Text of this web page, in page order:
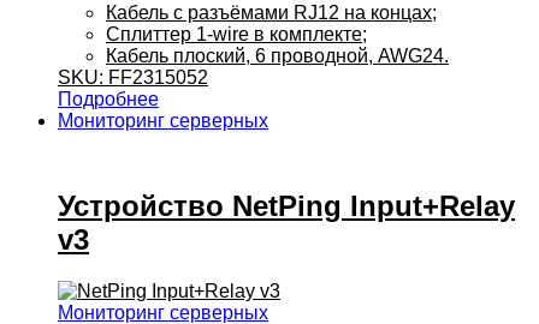
Кабель с разъёмами RJ12 на концах;
Сплиттер 1-wire в комплекте;
Кабель плоский, 6 проводной, AWG24.
SKU: FF2315052
Подробнее
Мониторинг серверных
Устройство NetPing Input+Relay
v3
Мониторинг серверных